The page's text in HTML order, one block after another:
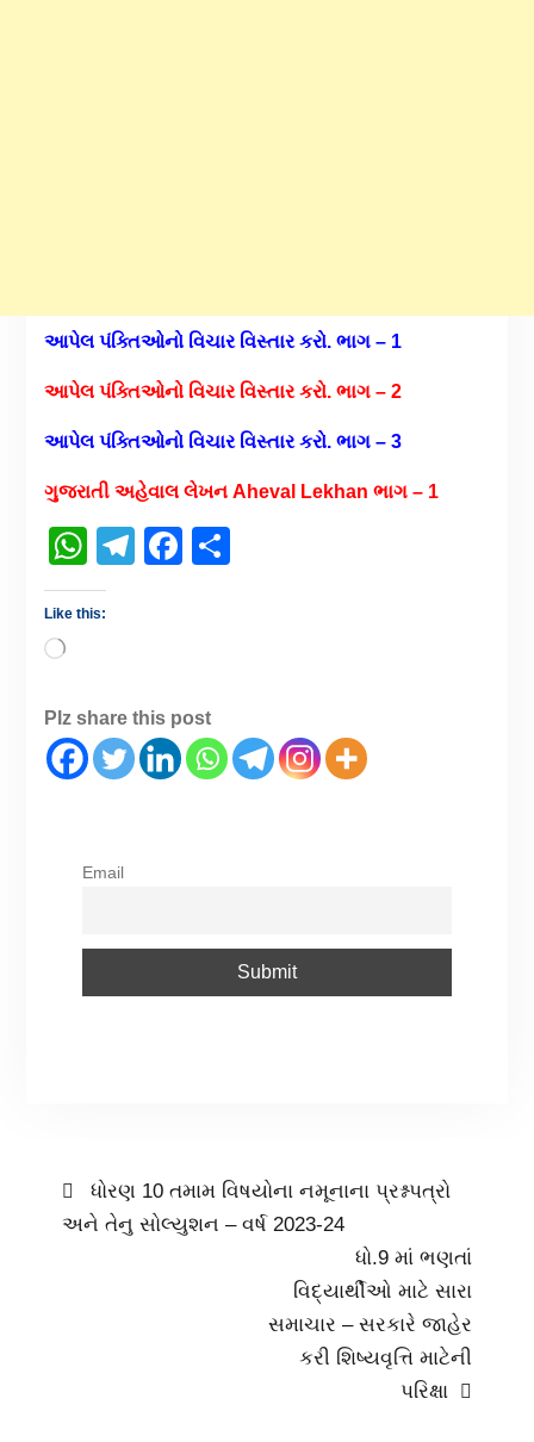
આપેલ પંક્તિઓનો વિચાર વિસ્તાર કરો. ભાગ – 1
આપેલ પંક્તિઓનો વિચાર વિસ્તાર કરો. ભાગ – 2
આપેલ પંક્તિઓનો વિચાર વિસ્તાર કરો. ભાગ – 3
ગુજરાતી અહેવાલ લેખન Aheval Lekhan ભાગ – 1
WhatsApp
Telegram
Facebook
Like this:
Plz share this post
Email
ધોરણ 10 તમામ વિષયોના નમૂનાના પ્રશ્નપત્રો
અને તેનુ સોલ્યુશન – વર્ષ 2023-24
ધો.9 માં ભણતાં
વિદ્યાર્થીઓ માટે સારા
સમાચાર – સરકારે જાહેર
કરી શિષ્યવૃત્તિ માટેની
પરિક્ષા